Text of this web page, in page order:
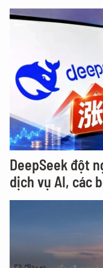
DeepSeek đột
dịch vụ AI, các